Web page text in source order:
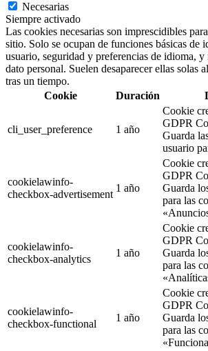
Necesarias
Siempre activado
Las cookies necesarias son imprescidibles
sitio. Solo se ocupan de funciones básicas de
usuario, seguridad y preferencias de idioma,
dato personal. Suelen desaparecer ellas solas
tras un tiempo.
Cookie
Duración
cli_user_preference 1 año
Cookie
GDPR
Guarda
usuario
cookielawinfo-
checkbox-advertisement
1 año
Cookie
GDPR
Guarda
para las
cookielawinfo-
checkbox-analytics
1 año
Cookie
GDPR
Guarda
para las
cookielawinfo-
checkbox-functional
1 año
Cookie
GDPR
Guarda
para las